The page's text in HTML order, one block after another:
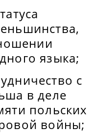
языка;
с
в деле
польских
войны;